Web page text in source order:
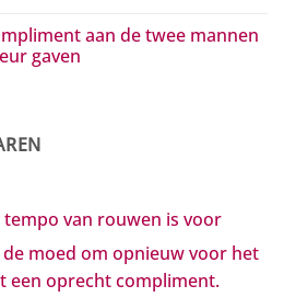
aan de twee mannen
gaven
tempo van rouwen is voor
moed om opnieuw voor het
een oprecht compliment.